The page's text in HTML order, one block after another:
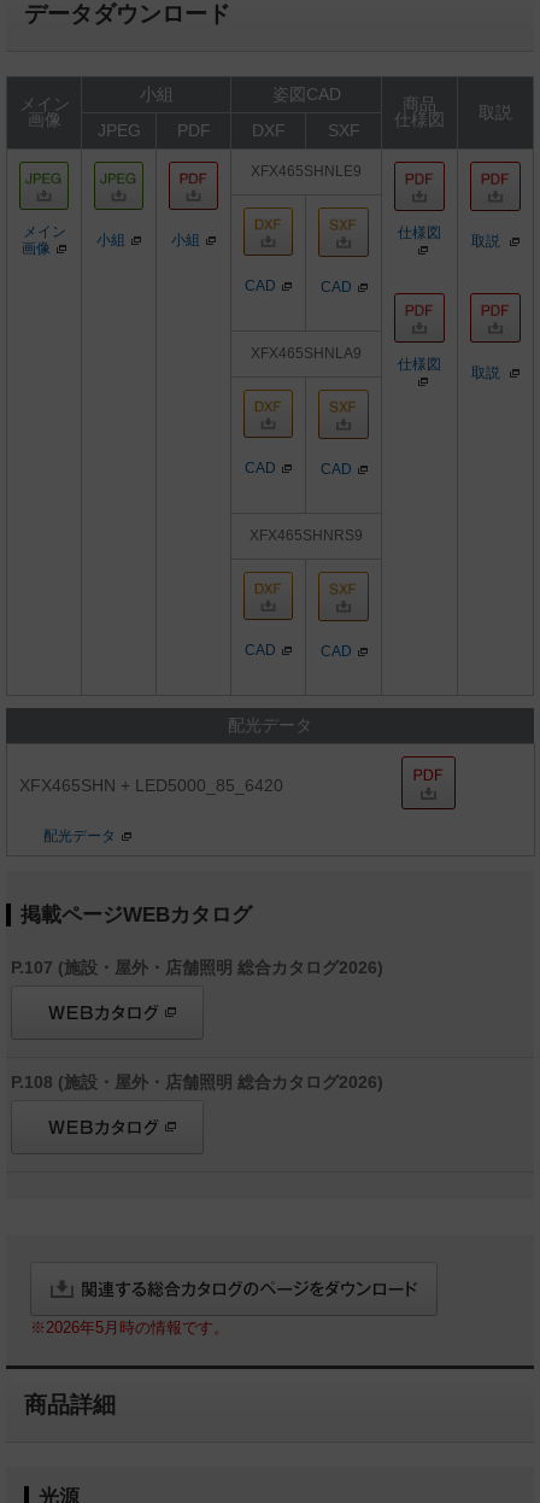
データダウンロード
メイン
画像
小組 姿図CAD
商品
仕様図
取説
JPEG
PDF DXF SXF
メイン
画像
小組 小組
XFX465SHNLE9
仕様図
仕様図
取説
取説
CAD CAD
XFX465SHNLA9
CAD CAD
XFX465SHNRS9
CAD CAD
配光データ
XFX465SHN + LED5000_85_6420
配光データ
掲載ページWEBカタログ
P.107 (施設・屋外・店舗照明 総合カタログ2026)
P.108 (施設・屋外・店舗照明 総合カタログ2026)
※2026年5月時の情報です。
商品詳細
光源